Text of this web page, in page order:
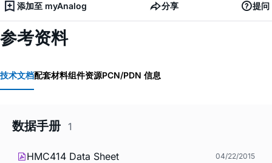
添加至 myAnalog 分享 提问
参考资料
技术文档配套材料组件资源PCN/PDN 信息
数据手册 1
HMC414 Data Sheet 04/22/2015